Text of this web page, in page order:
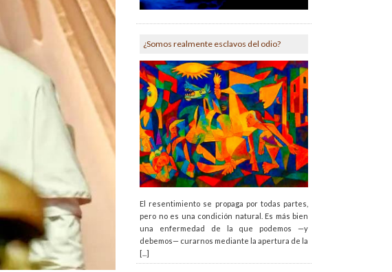
¿Somos realmente esclavos del odio?
El resentimiento se propaga por todas partes,
pero no es una condición natural. Es más bien
una enfermedad de la que podemos —y
debemos— curarnos mediante la apertura de la
[...]